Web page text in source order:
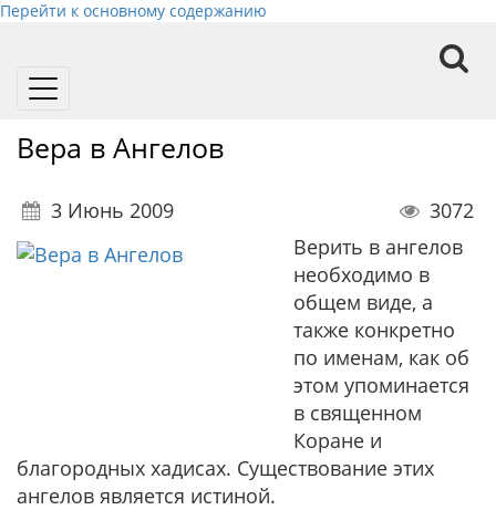
Перейти к основному содержанию
Toggle
Вера в Ангелов
3 Июнь 2009
3072
Верить в ангелов
необходимо в
общем виде, а
также конкретно
по именам, как об
этом упоминается
в священном
Коране и
благородных хадисах. Существование этих
ангелов является истиной.